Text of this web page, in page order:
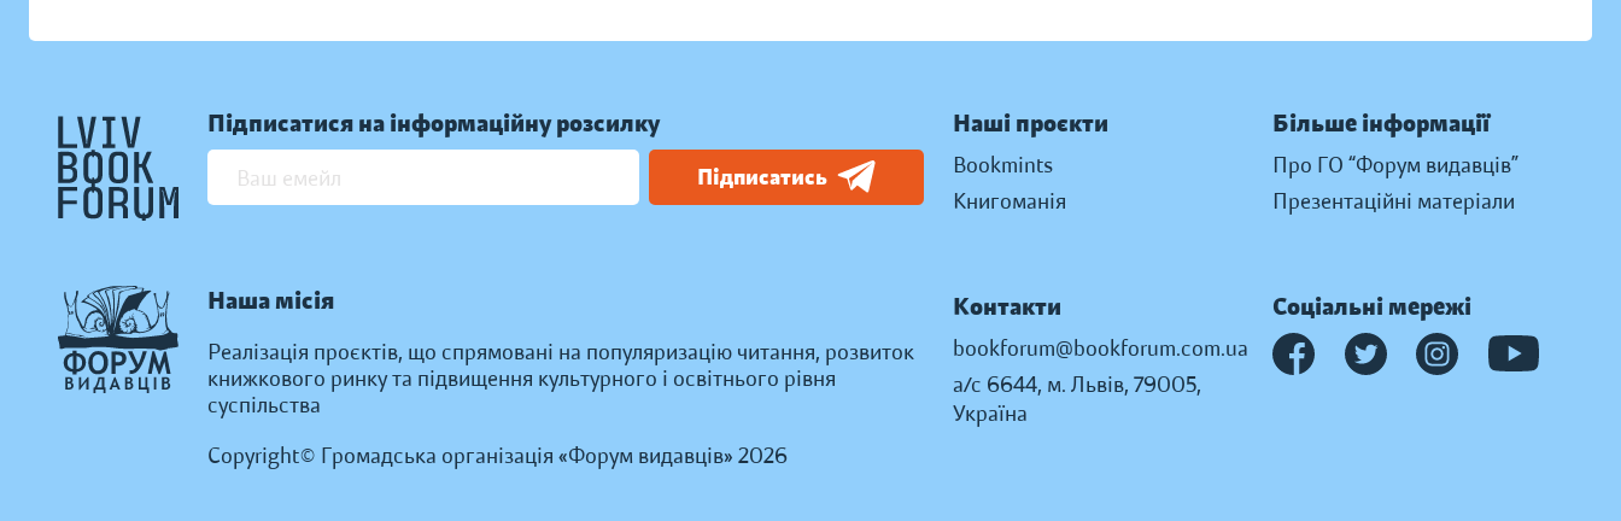
Підписатися на інформаційну розсилку
Підписатись
Наша місія
Реалізація проєктів, що спрямовані на популяризацію читання, розвиток
книжкового ринку та підвищення культурного і освітнього рівня
суспільства
Copyright© Громадська організація «Форум видавців» 2026
Наші проєкти
Bookmints
Книгоманія
Більше інформації
Про ГО “Форум видавців”
Презентаційні матеріали
Контакти
bookforum@bookforum.com.ua
а/с 6644, м. Львів, 79005,
Україна
Соціальні мережі